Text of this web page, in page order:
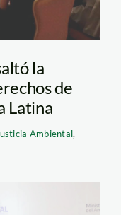
la
de
Latina
Ambiental,